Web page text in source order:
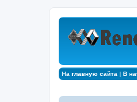
На главную сайта | В